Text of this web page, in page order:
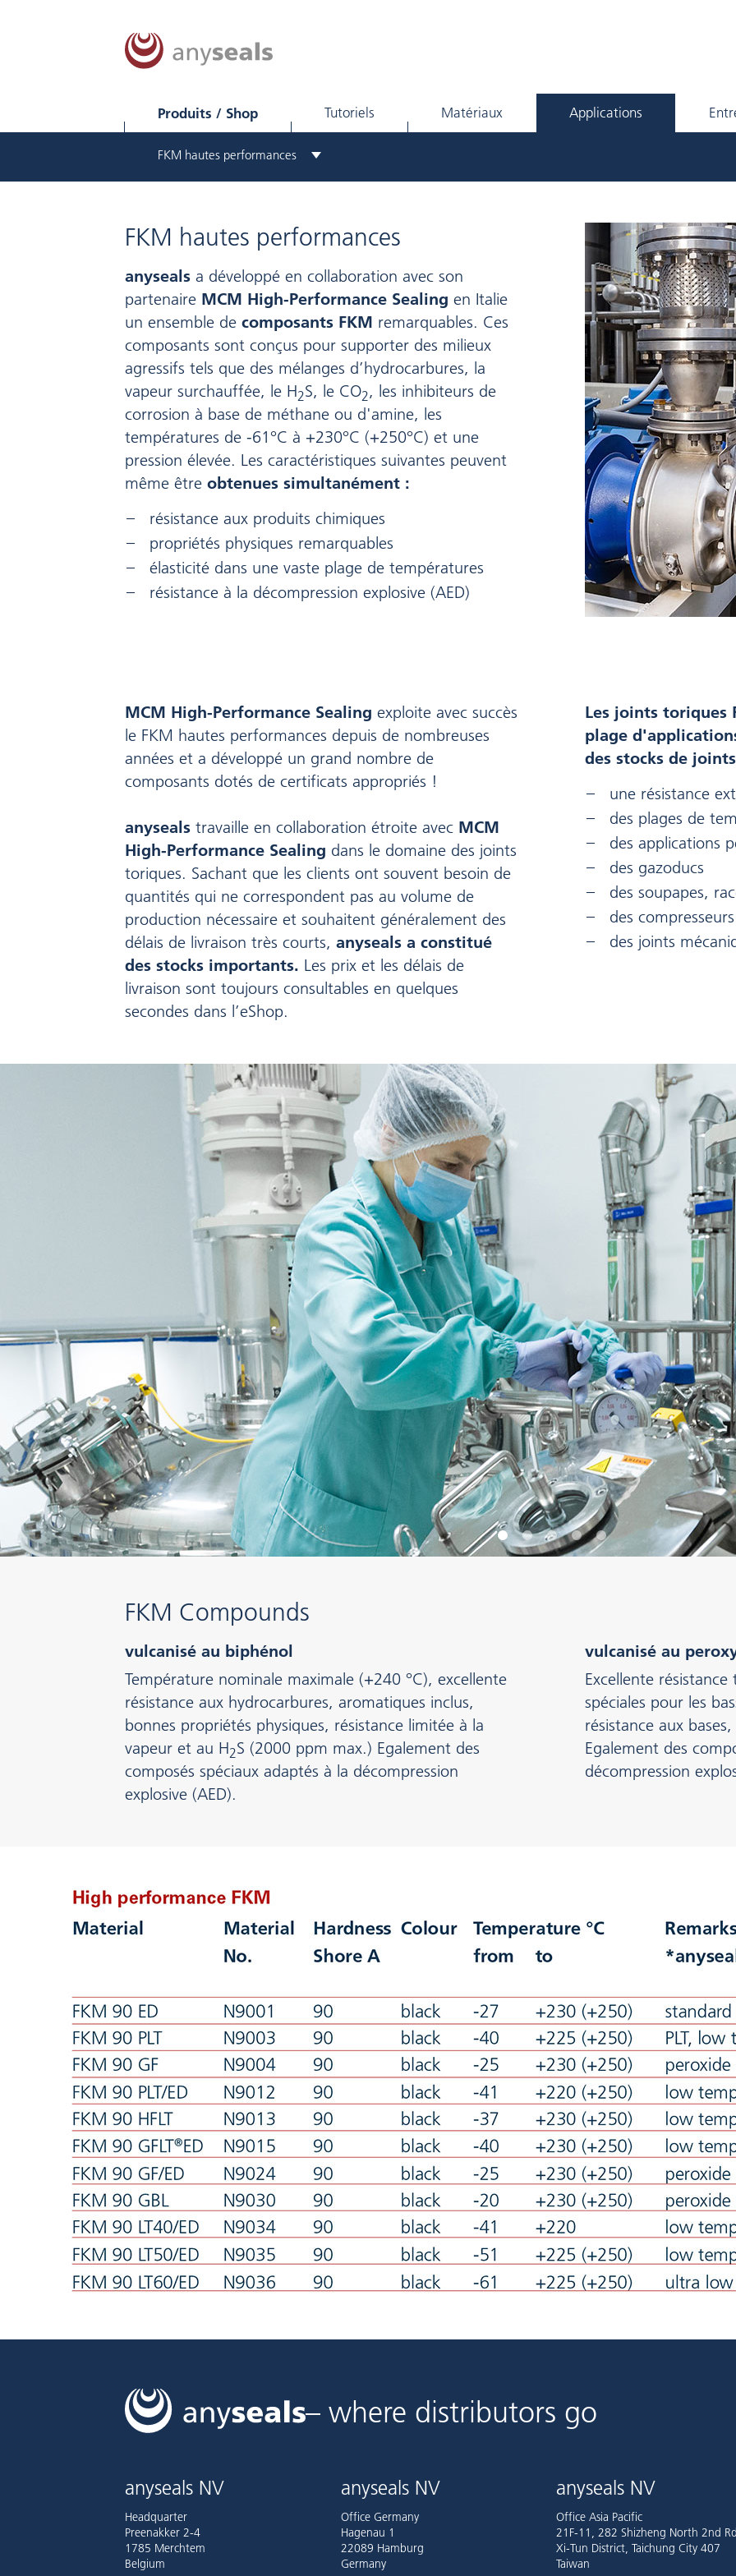
Produits / Shop Tutoriels Matériaux Applications
FKM hautes performances
FKM hautes performances
anyseals a développé en collaboration avec son
partenaire MCM High-Performance Sealing en Italie
un ensemble de composants FKM remarquables. Ces
composants sont conçus pour supporter des milieux
agressifs tels que des mélanges d’hydrocarbures, la
vapeur surchauffée, le H2S, le CO2, les inhibiteurs de
corrosion à base de méthane ou d'amine, les
températures de -61°C à +230°C (+250°C) et une
pression élevée. Les caractéristiques suivantes peuvent
même être obtenues simultanément :
résistance aux produits chimiques
propriétés physiques remarquables
élasticité dans une vaste plage de températures
résistance à la décompression explosive (AED)
MCM High-Performance Sealing exploite avec succès
le FKM hautes performances depuis de nombreuses
années et a développé un grand nombre de
composants dotés de certificats appropriés !
anyseals travaille en collaboration étroite avec MCM
High-Performance Sealing dans le domaine des joints
toriques. Sachant que les clients ont souvent besoin de
quantités qui ne correspondent pas au volume de
production nécessaire et souhaitent généralement des
délais de livraison très courts, anyseals a constitué
des stocks importants. Les prix et les délais de
livraison sont toujours consultables en quelques
secondes dans l’eShop.
Les joints toriques
plage
des stocks de
une résistance
des plages de
des applications
des gazoducs
des soupapes,
des compresseurs
des joints
FKM Compounds
vulcanisé au biphénol
Température nominale maximale (+240 °C), excellente
résistance aux hydrocarbures, aromatiques inclus,
bonnes propriétés physiques, résistance limitée à la
vapeur et au H2S (2000 ppm max.) Egalement des
composés spéciaux adaptés à la décompression
explosive (AED).
vulcanisé au
Excellente
spéciales pour les
résistance aux
Egalement des
décompression
– where distributors go
anyseals NV
Headquarter
Preenakker 2-4
1785 Merchtem
Belgium
anyseals NV
Office Germany
Hagenau 1
22089 Hamburg
Germany
anyseals NV
Office Asia Pacific
21F-11, 282 Shizheng North 2nd
Xi-Tun District, Taichung City 407
Taiwan